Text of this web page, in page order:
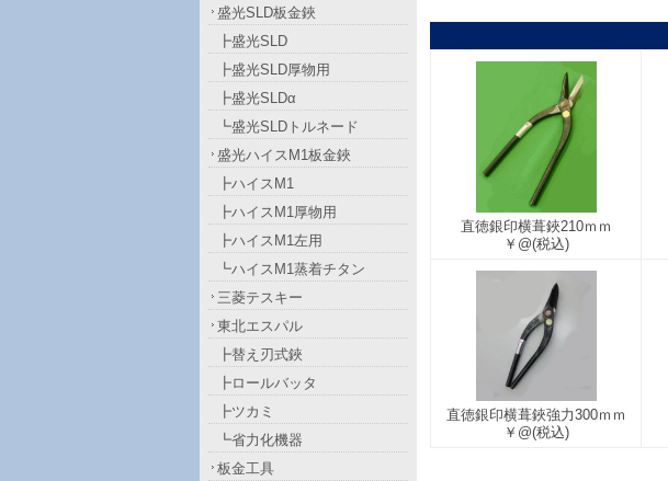
直徳銀印横葺鋏210ｍｍ
￥@(税込)
直徳銀印横葺鋏強力300ｍｍ
￥@(税込)
盛光SLD板金鋏
┣盛光SLD
┣盛光SLD厚物用
┣盛光SLDα
┗盛光SLDトルネード
盛光ハイスM1板金鋏
┣ハイスM1
┣ハイスM1厚物用
┣ハイスM1左用
┗ハイスM1蒸着チタン
三菱テスキー
東北エスパル
┣替え刃式鋏
┣ロールバッタ
┣ツカミ
┗省力化機器
板金工具